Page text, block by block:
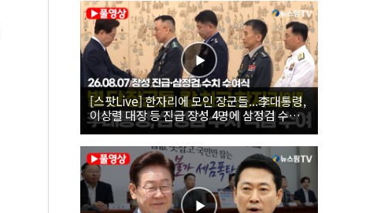
[스팟Live] 한자리에 모인 장군들...李대통령,
이상렬 대장 등 진급 장성 4명에 삼정검 수치
직접 수여｜26.08.07 장성 진급·삼정검 수치
수여식